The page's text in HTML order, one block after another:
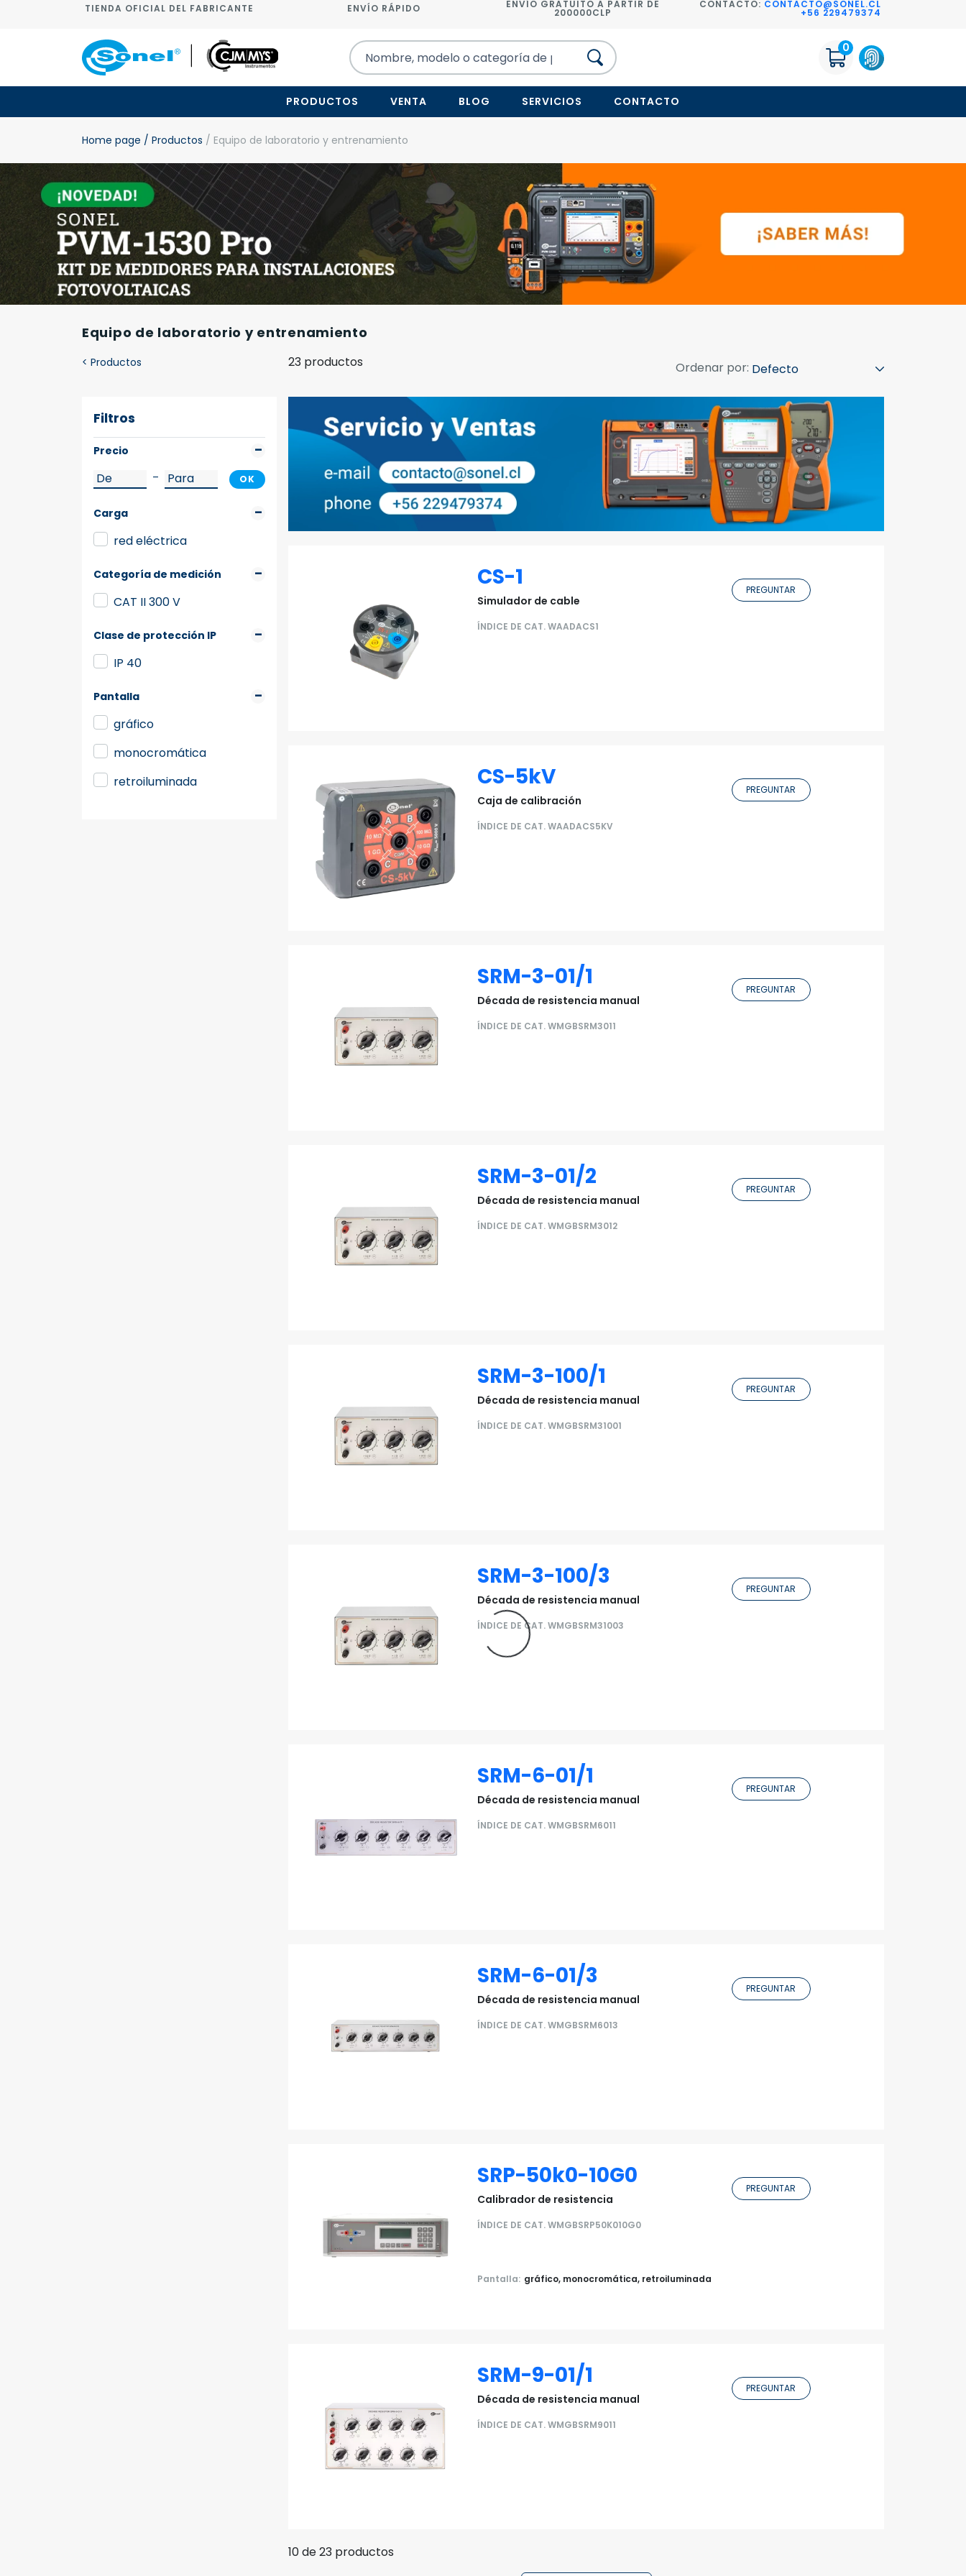
TIENDA OFICIAL DEL FABRICANTE ENVÍO RÁPIDO ENVÍO GRATUITO A PARTIR DE
200000CLP
CONTACTO: CONTACTO@SONEL.CL
+56 229479374
0
PRODUCTOS VENTA BLOG SERVICIOS CONTACTO
Home page / Productos / Equipo de laboratorio y entrenamiento
Equipo de laboratorio y entrenamiento
< Productos 23 productos Ordenar por:
Filtros
Precio
–
OK
Carga
red eléctrica
Categoría de medición
CAT II 300 V
Clase de protección IP
IP 40
Pantalla
gráfico
monocromática
retroiluminada
CS-1
Simulador de cable
ÍNDICE DE CAT. WAADACS1
PREGUNTAR
CS-5kV
Caja de calibración
ÍNDICE DE CAT. WAADACS5KV
PREGUNTAR
SRM-3-01/1
Década de resistencia manual
ÍNDICE DE CAT. WMGBSRM3011
PREGUNTAR
SRM-3-01/2
Década de resistencia manual
ÍNDICE DE CAT. WMGBSRM3012
PREGUNTAR
SRM-3-100/1
Década de resistencia manual
ÍNDICE DE CAT. WMGBSRM31001
PREGUNTAR
SRM-3-100/3
Década de resistencia manual
ÍNDICE DE CAT. WMGBSRM31003
PREGUNTAR
SRM-6-01/1
Década de resistencia manual
ÍNDICE DE CAT. WMGBSRM6011
PREGUNTAR
SRM-6-01/3
Década de resistencia manual
ÍNDICE DE CAT. WMGBSRM6013
PREGUNTAR
SRP-50k0-10G0
Calibrador de resistencia
ÍNDICE DE CAT. WMGBSRP50K010G0
Pantalla: gráfico, monocromática, retroiluminada
PREGUNTAR
SRM-9-01/1
Década de resistencia manual
ÍNDICE DE CAT. WMGBSRM9011
PREGUNTAR
10 de 23 productos